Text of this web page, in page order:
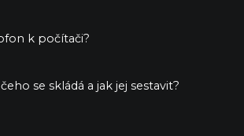
k počítači?
se skládá a jak jej sestavit?